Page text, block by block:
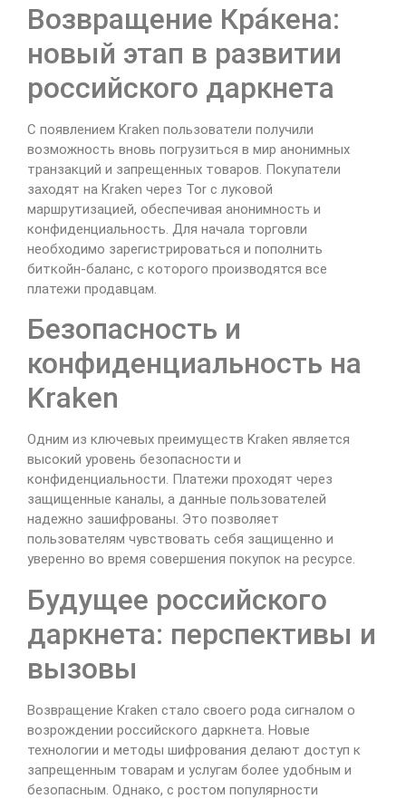
Возвращение Кра́кена:
новый этап в развитии
российского даркнета
С появлением Kraken пользователи получили
возможность вновь погрузиться в мир анонимных
транзакций и запрещенных товаров. Покупатели
заходят на Kraken через Tor с луковой
маршрутизацией, обеспечивая анонимность и
конфиденциальность. Для начала торговли
необходимо зарегистрироваться и пополнить
биткойн-баланс, с которого производятся все
платежи продавцам.
Безопасность и
конфиденциальность на
Kraken
Одним из ключевых преимуществ Kraken является
высокий уровень безопасности и
конфиденциальности. Платежи проходят через
защищенные каналы, а данные пользователей
надежно зашифрованы. Это позволяет
пользователям чувствовать себя защищенно и
уверенно во время совершения покупок на ресурсе.
Будущее российского
даркнета: перспективы и
вызовы
Возвращение Kraken стало своего рода сигналом о
возрождении российского даркнета. Новые
технологии и методы шифрования делают доступ к
запрещенным товарам и услугам более удобным и
безопасным. Однако, с ростом популярности